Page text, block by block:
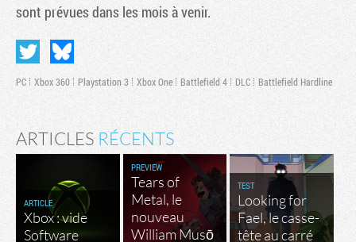
sont prévues dans les mois à venir.
PC Xbox 360 Playstation 3 Xbox One Battlefield 4 DLC Battlefield Hardline
ARTICLES RÉCENTS
ARTICLE
Xbox : vide
Software
PREVIEW
Tears of
Metal, le
nouveau
William Musō
TEST
Looking for
Fael, le casse-
tête au carré